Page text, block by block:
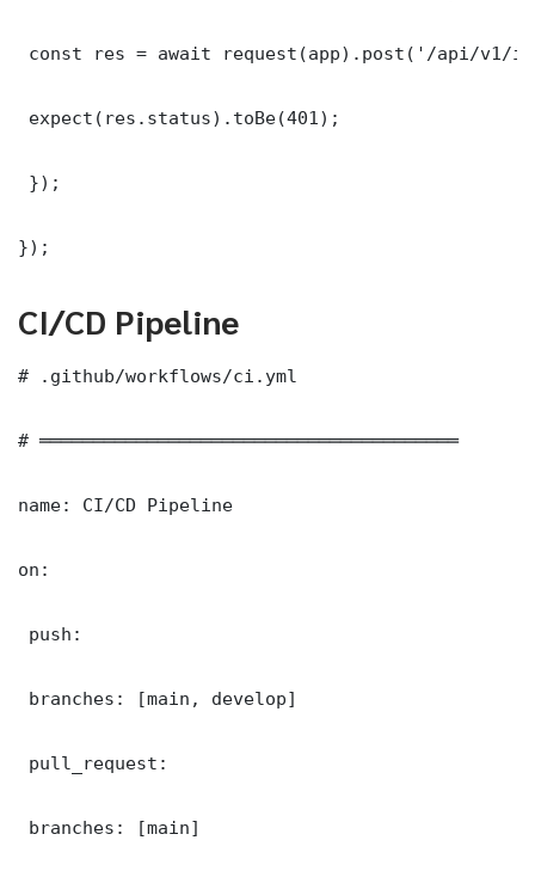
const res = await request(app).post('/api/v1/
expect(res.status).toBe(401);
});
});
CI/CD Pipeline
# .github/workflows/ci.yml
# ═══════════════════════════════════════
name: CI/CD Pipeline
on:
push:
branches: [main, develop]
pull_request:
branches: [main]